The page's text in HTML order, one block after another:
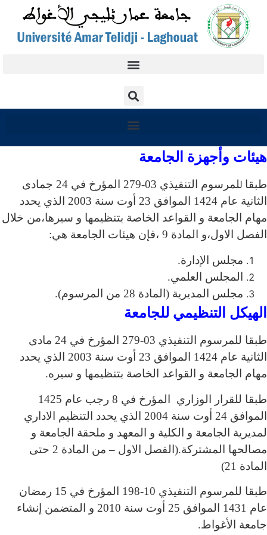
هيئات وأجهزة الجامعة
طبقا ل
لمرسوم التنفيذي 03-279 المؤرخ في 24 جمادى
الثانية عام 1424 الموافق 23 أوت سنة 2003 الذي يحدد
مهام الجامعة و القواعد الخاصة بتنظيمها و سيرها،من خلال
الفصل الاول،و المادة 9 ،فإن هيئات الجامعة هي:
مجلس الإدارة.
المجلس العلمي.
مجلس المديرية (المادة 28 من المرسوم).
الهيكل التنظيمي للجامعة
طبقا للمرسوم التنفيذي 03-279 المؤرخ في 24 مادى
الثانية عام 1424 الموافق 23 أوت سنة 2003 الذي يحدد
مهام الجامعة و القواعد الخاصة بتنظيمها و سيره.
طبقا للقرار الوزاري المؤرخ في 8 رجب عام 1425
الموافق 24 أوت سنة 2004 الذي يحدد التنظيم الاداري
لمديرية الجامعة و الكلية و المعهد و ملحقة الجامعة و
مصالحها المشتركة.(الفصل الاول – من المادة 2 حتى
المادة 21)
طبقا للمرسوم التنفيذي 10-198 المؤرخ في 15 رمضان
عام 1431 الموافق 25 أوت سنة 2010 و المتضمن إنشاء
جامعة الأغواط.